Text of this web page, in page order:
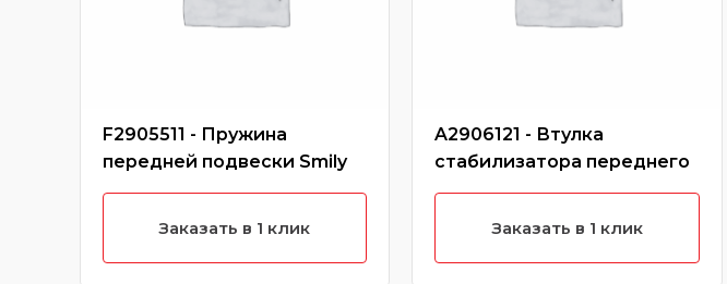
F2905511 - Пружина
передней подвески Smily
Заказать в 1 клик
A2906121 - Втулка
стабилизатора переднего
Заказать в 1 клик